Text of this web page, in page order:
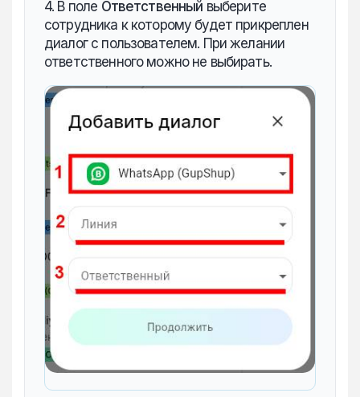
4. В поле Ответственный выберите
сотрудника к которому будет прикреплен
диалог с пользователем. При желании
ответственного можно не выбирать.